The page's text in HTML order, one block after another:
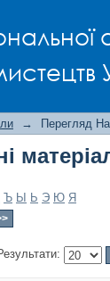
→ Перегляд
Ъ Ы Ь Э Ю Я